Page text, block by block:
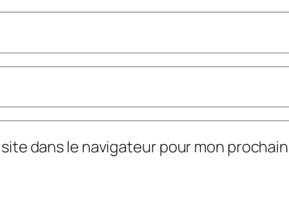
dans le navigateur pour mon